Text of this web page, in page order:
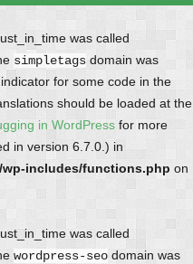
was called
simpletags domain was
for some code in the
should be loaded at the
in WordPress for more
in version 6.7.0.) in
includes/functions.php on
was called
wordpress-seo domain was